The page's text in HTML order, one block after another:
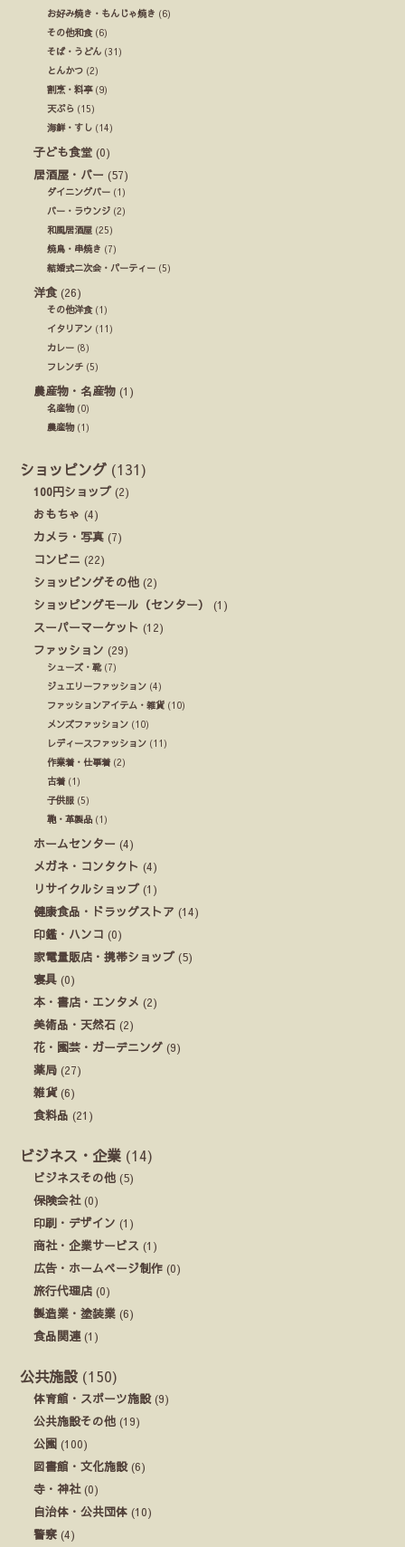
お好み焼き・もんじゃ焼き (6)
その他和食(6)
そば・うどん (31)
とんかつ (2)
割烹・料亭(9)
天ぷら (15)
海鮮・すし (14)
子ども食堂 (0)
居酒屋・バー (57)
ダイニングバー (1)
バー・ラウンジ (2)
和風居酒屋 (25)
焼鳥・串焼き (7)
結婚式ニ次会・パーティー (5)
洋食 (26)
その他洋食(1)
イタリアン (11)
カレー (8)
フレンチ (5)
農産物・名産物 (1)
名産物(0)
農産物(1)
ショッピング (131)
100円ショップ (2)
おもちゃ (4)
カメラ・写真 (7)
コンビニ (22)
ショッピングその他 (2)
ショッピングモール（センター）
(1)
スーパーマーケット (12)
ファッション (29)
シューズ・靴(7)
ジュエリーファッション (4)
ファッションアイテム・雑貨 (10)
メンズファッション (10)
レディースファッション (11)
作業着・仕事着 (2)
古着 (1)
子供服 (5)
鞄・革製品 (1)
ホームセンター (4)
メガネ・コンタクト (4)
リサイクルショップ (1)
健康食品・ドラッグストア (14)
印鑑・ハンコ (0)
家電量販店・携帯ショップ (5)
寝具 (0)
本・書店・エンタメ (2)
美術品・天然石 (2)
花・園芸・ガーデニング (9)
薬局 (27)
雑貨(6)
食料品 (21)
ビジネス・企業 (14)
ビジネスその他 (5)
保険会社(0)
印刷・デザイン (1)
商社・企業サービス (1)
広告・ホームページ制作 (0)
旅行代理店 (0)
製造業・塗装業 (6)
食品関連 (1)
公共施設 (150)
体育館・スポーツ施設(9)
公共施設その他 (19)
公園 (100)
図書館・文化施設(6)
寺・神社(0)
自治体・公共団体 (10)
警察 (4)